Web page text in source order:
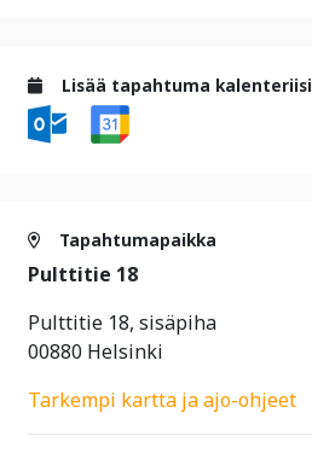
Lisää tapahtuma kalenteriisi
Tapahtumapaikka
Pulttitie 18
Pulttitie 18, sisäpiha
00880 Helsinki
Tarkempi kartta ja ajo-ohjeet